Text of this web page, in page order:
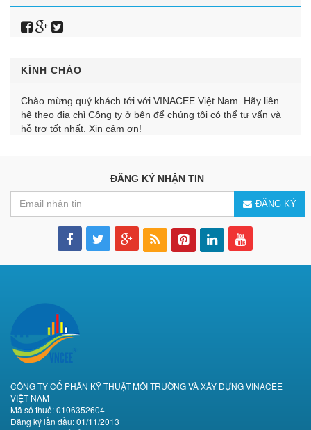
KÍNH CHÀO
Chào mừng quý khách tới với VINACEE Việt Nam. Hãy liên
hệ theo địa chỉ Công ty ở bên để chúng tôi có thể tư vấn và
hỗ trợ tốt nhất. Xin cảm ơn!
ĐĂNG KÝ NHẬN TIN
ĐĂNG KÝ
CÔNG TY CỔ PHẦN KỸ THUẬT MÔI TRƯỜNG VÀ XÂY DỰNG VINACEE
VIỆT NAM
Mã số thuế: 0106352604
Đăng ký lần đầu: 01/11/2013